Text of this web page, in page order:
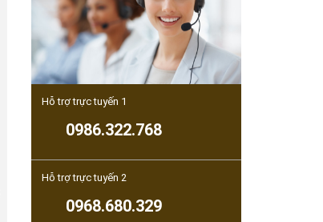
Hỗ trợ trực tuyến 1
0986.322.768
Hỗ trợ trực tuyến 2
0968.680.329